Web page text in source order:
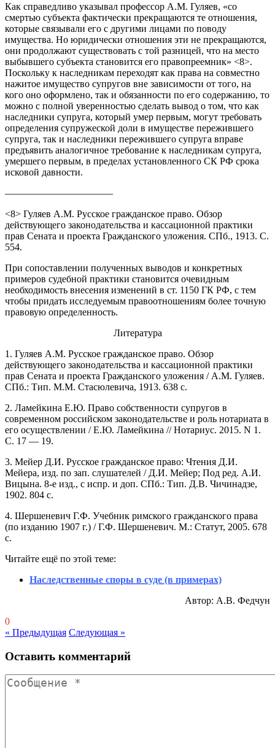
Как справедливо указывал профессор А.М. Гуляев, «со
смертью субъекта фактически прекращаются те отношения,
которые связывали его с другими лицами по поводу
имущества. Но юридически отношения эти не прекращаются,
они продолжают существовать с той разницей, что на место
выбывшего субъекта становится его правопреемник» <8>.
Поскольку к наследникам переходят как права на совместно
нажитое имущество супругов вне зависимости от того, на
кого оно оформлено, так и обязанности по его содержанию, то
можно с полной уверенностью сделать вывод о том, что как
наследники супруга, который умер первым, могут требовать
определения супружеской доли в имуществе пережившего
супруга, так и наследники пережившего супруга вправе
предъявить аналогичное требование к наследникам супруга,
умершего первым, в пределах установленного СК РФ срока
исковой давности.
———————————
<8> Гуляев А.М. Русское гражданское право. Обзор
действующего законодательства и кассационной практики
прав Сената и проекта Гражданского уложения. СПб., 1913. С.
554.
При сопоставлении полученных выводов и конкретных
примеров судебной практики становится очевидным
необходимость внесения изменений в ст. 1150 ГК РФ, с тем
чтобы придать исследуемым правоотношениям более точную
правовую определенность.
Литература
1. Гуляев А.М. Русское гражданское право. Обзор
действующего законодательства и кассационной практики
прав Сената и проекта Гражданского уложения / А.М. Гуляев.
СПб.: Тип. М.М. Стасюлевича, 1913. 638 с.
2. Ламейкина Е.Ю. Право собственности супругов в
современном российском законодательстве и роль нотариата в
его осуществлении / Е.Ю. Ламейкина // Нотариус. 2015. N 1.
С. 17 — 19.
3. Мейер Д.И. Русское гражданское право: Чтения Д.И.
Мейера, изд. по зап. слушателей / Д.И. Мейер; Под ред. А.И.
Вицына. 8-е изд., с испр. и доп. СПб.: Тип. Д.В. Чичинадзе,
1902. 804 с.
4. Шершеневич Г.Ф. Учебник римского гражданского права
(по изданию 1907 г.) / Г.Ф. Шершеневич. М.: Статут, 2005. 678
с.
Читайте ещё по этой теме:
Наследственные споры в суде (в примерах)
Автор: А.В. Федчун
0
« Предыдущая Следующая »
Оставить комментарий